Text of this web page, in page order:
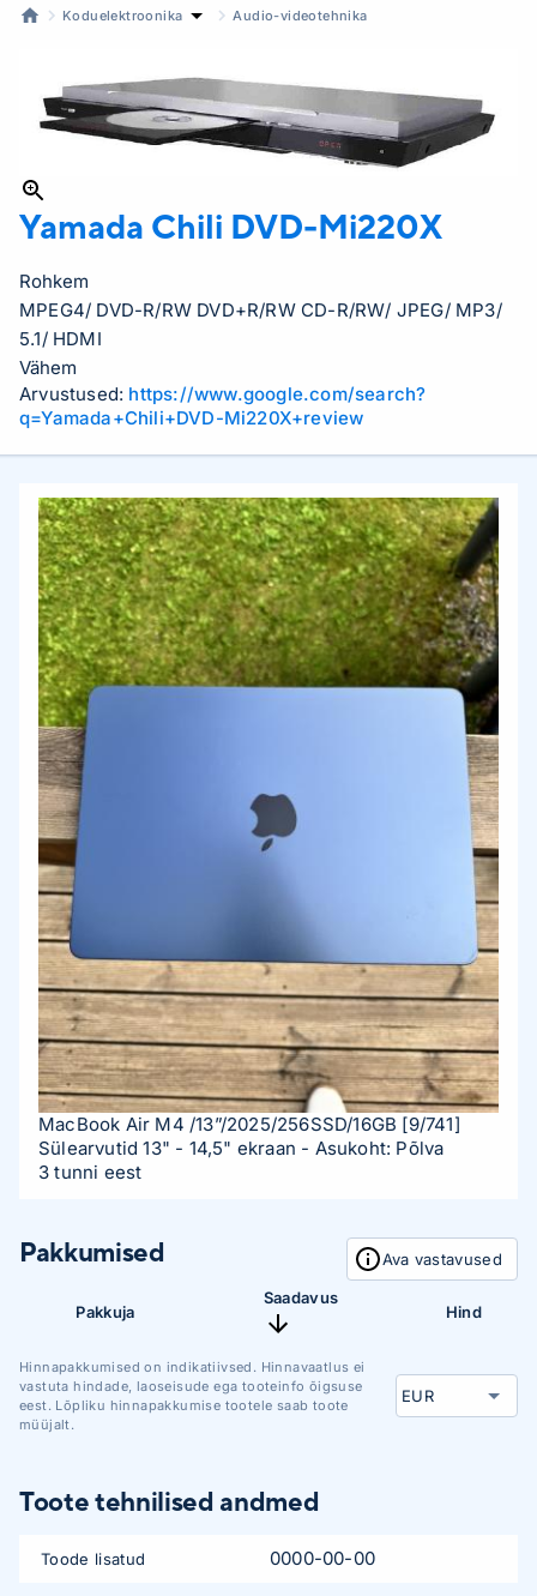
Koduelektroonika Audio-videotehnika
Yamada Chili DVD-Mi220X
Rohkem
MPEG4/ DVD-R/RW DVD+R/RW CD-R/RW/ JPEG/ MP3/
5.1/ HDMI
Vähem
Arvustused: https://www.google.com/search?
q=Yamada+Chili+DVD-Mi220X+review
MacBook Air M4 /13”/2025/256SSD/16GB [9/741]
Sülearvutid 13" - 14,5" ekraan - Asukoht: Põlva
3 tunni eest
Pakkumised Ava vastavused
Pakkuja
Saadavus
Hind
Hinnapakkumised on indikatiivsed. Hinnavaatlus ei
vastuta hindade, laoseisude ega tooteinfo õigsuse
eest. Lõpliku hinnapakkumise tootele saab toote
müüjalt.
Toote tehnilised andmed
Toode lisatud 0000-00-00